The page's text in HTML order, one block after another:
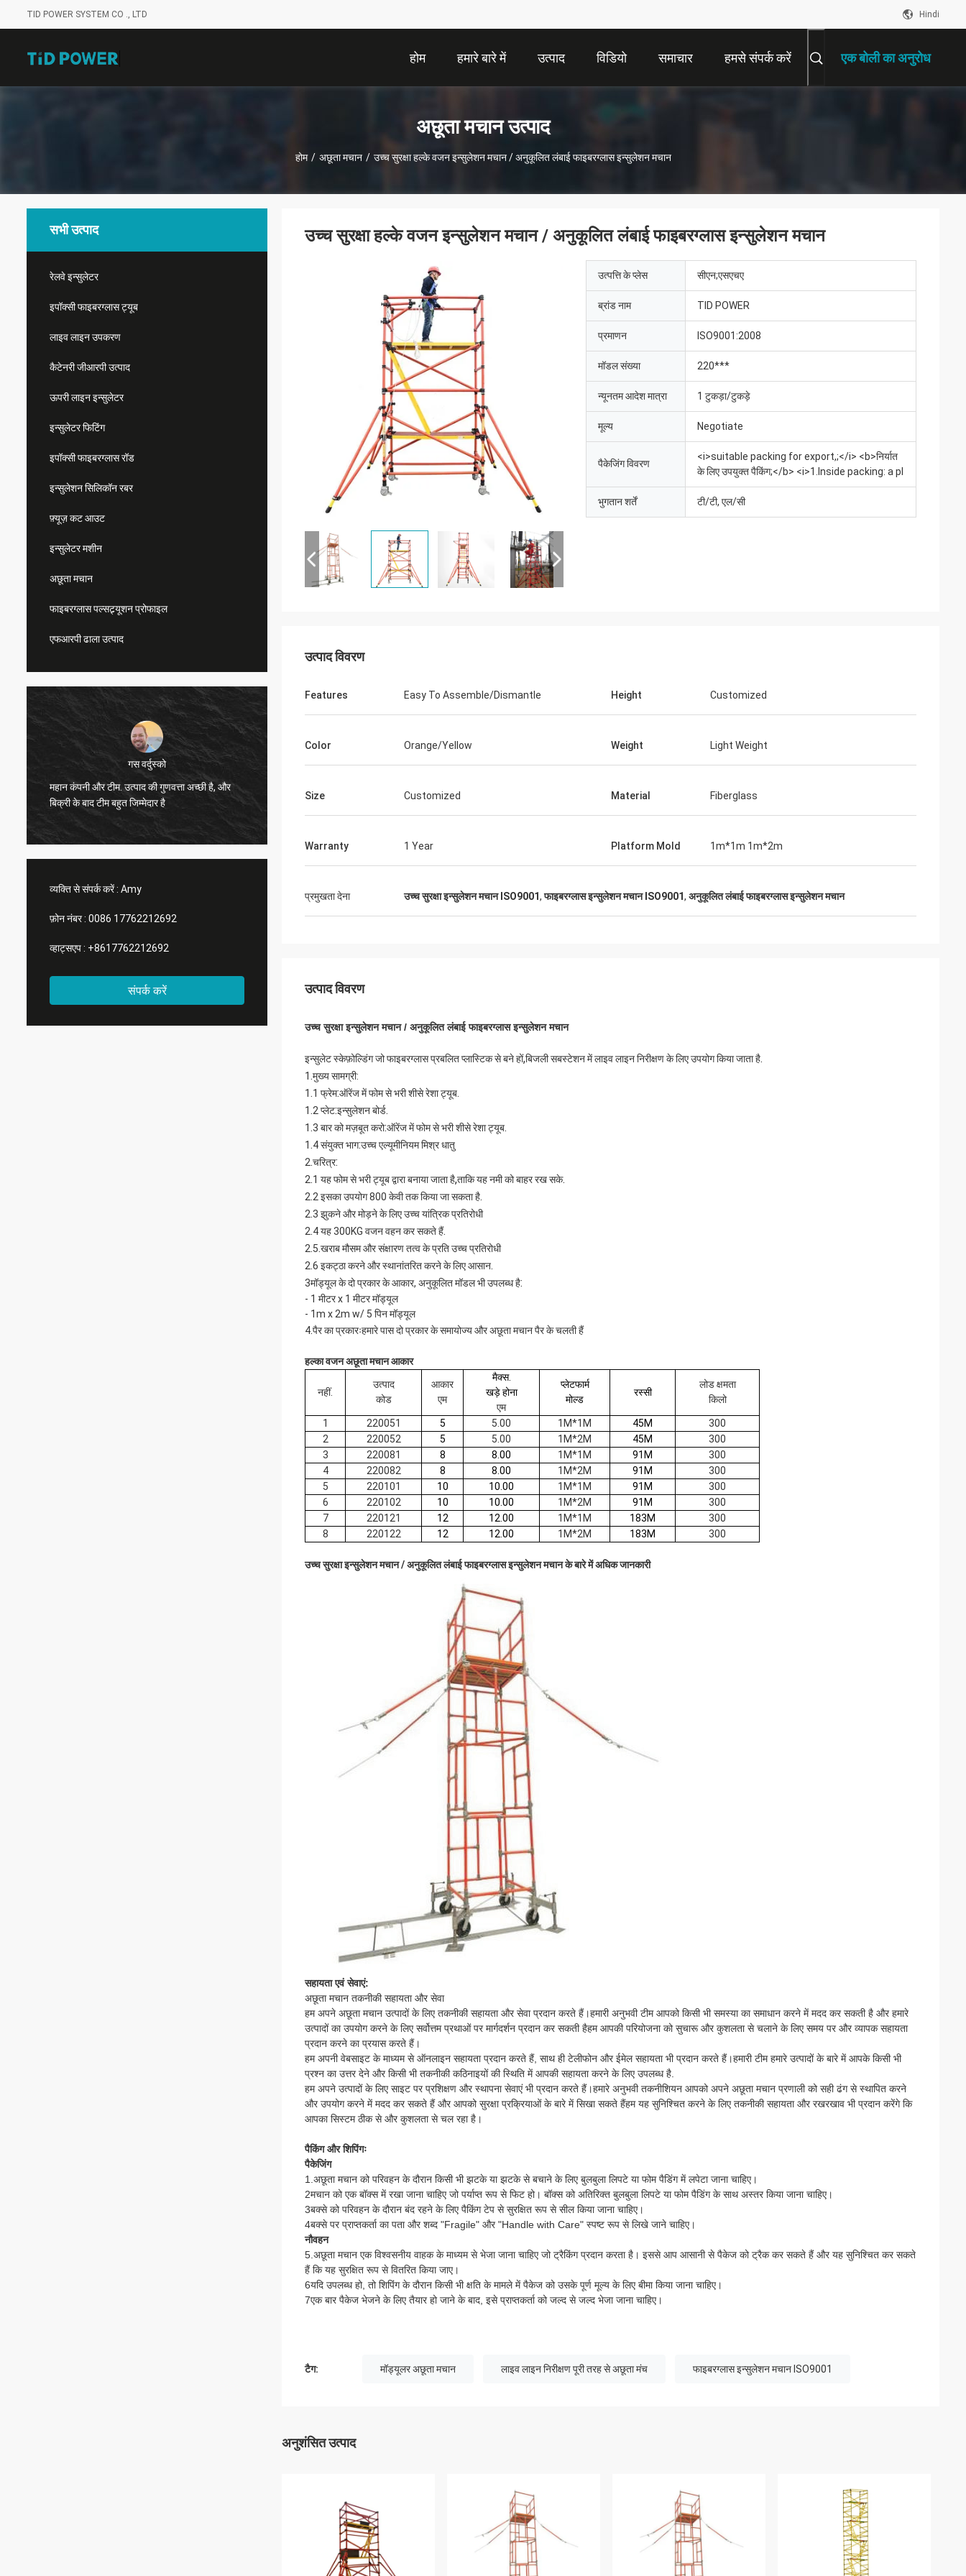
TID POWER SYSTEM CO ., LTD Hindi
होम हमारे बारे में उत्पाद विडियो समाचार हमसे संपर्क करें एक बोली का अनुरोध
अछूता मचान उत्पाद
होम / अछूता मचान / उच्च सुरक्षा हल्के वजन इन्सुलेशन मचान / अनुकूलित लंबाई फाइबरग्लास इन्सुलेशन मचान
सभी उत्पाद
रेलवे इन्सुलेटर
इपॉक्सी फाइबरग्लास ट्यूब
लाइव लाइन उपकरण
कैटेनरी जीआरपी उत्पाद
ऊपरी लाइन इन्सुलेटर
इन्सुलेटर फिटिंग
इपॉक्सी फाइबरग्लास रॉड
इन्सुलेशन सिलिकॉन रबर
फ़्यूज़ कट आउट
इन्सुलेटर मशीन
अछूता मचान
फाइबरग्लास पल्सट्र्यूशन प्रोफाइल
एफआरपी ढाला उत्पाद
गस वर्दुस्को
महान कंपनी और टीम. उत्पाद की गुणवत्ता अच्छी है, और
बिक्री के बाद टीम बहुत जिम्मेदार है
उत्कृष्ट चमक, अब एक कार्यक्षमता
उत्कृष्ट चमक, अब एक कार्यक्षमता
व्यक्ति से संपर्क करें : Amy
फ़ोन नंबर : 0086 17762212692
व्हाट्सएप : +8617762212692
संपर्क करें
उच्च सुरक्षा हल्के वजन इन्सुलेशन मचान / अनुकूलित लंबाई फाइबरग्लास इन्सुलेशन मचान
उत्पत्ति के प्लेस सीएन;एसएचए
ब्रांड नाम TID POWER
प्रमाणन ISO9001:2008
मॉडल संख्या 220***
न्यूनतम आदेश मात्रा 1 टुकड़ा/टुकड़े
मूल्य Negotiate
पैकेजिंग विवरण
<i>suitable packing for export,;</i> <b>निर्यात
के लिए उपयुक्त पैकिंग;</b> <i>1.Inside packing: a pl
भुगतान शर्तें टी/टी, एल/सी
उत्पाद विवरण
Features Easy To Assemble/Dismantle Height Customized
Color Orange/Yellow Weight Light Weight
Size Customized Material Fiberglass
Warranty 1 Year Platform Mold 1m*1m 1m*2m
प्रमुखता देना उच्च सुरक्षा इन्सुलेशन मचान ISO9001,फाइबरग्लास इन्सुलेशन मचान ISO9001, अनुकूलित लंबाई फाइबरग्लास इन्सुलेशन मचान
उत्पाद विवरण
उच्च सुरक्षा इन्सुलेशन मचान / अनुकूलित लंबाई फाइबरग्लास इन्सुलेशन मचान
इन्सुलेट स्केफ़ोल्डिंग जो फाइबरग्लास प्रबलित प्लास्टिक से बने हों,बिजली सबस्टेशन में लाइव लाइन निरीक्षण के लिए उपयोग किया जाता है.
1.मुख्य सामग्री:
1.1 फ्रेम:ऑरेंज में फोम से भरी शीसे रेशा ट्यूब.
1.2 प्लेट:इन्सुलेशन बोर्ड.
1.3 बार को मज़बूत करो:ऑरेंज में फोम से भरी शीसे रेशा ट्यूब.
1.4 संयुक्त भाग:उच्च एल्यूमीनियम मिश्र धातु
2.चरित्र:
2.1 यह फोम से भरी ट्यूब द्वारा बनाया जाता है,ताकि यह नमी को बाहर रख सके.
2.2 इसका उपयोग 800 केवी तक किया जा सकता है.
2.3 झुकने और मोड़ने के लिए उच्च यांत्रिक प्रतिरोधी
2.4 यह 300KG वजन वहन कर सकते हैं.
2.5.खराब मौसम और संक्षारण तत्व के प्रति उच्च प्रतिरोधी
2.6 इकट्ठा करने और स्थानांतरित करने के लिए आसान.
3मॉड्यूल के दो प्रकार के आकार, अनुकूलित मॉडल भी उपलब्ध है:
- 1 मीटर x 1 मीटर मॉड्यूल
- 1m x 2m w/ 5 पिन मॉड्यूल
4.पैर का प्रकारःहमारे पास दो प्रकार के समायोज्य और अछूता मचान पैर के चलती हैं
हल्का वजन अछूता मचान आकार
नहीं.
उत्पाद
कोड
आकार
एम
मैक्स.
खड़े होना
एम
प्लेटफार्म
मोल्ड
रस्सी
लोड क्षमता
किलो
1 220051 5 5.00 1M*1M 45M
300
2
220052 5 5.00 1M*2M 45M
300
3
220081 8 8.00 1M*1M 91M
300
4
220082 8 8.00 1M*2M 91M
300
5
220101 10 10.00 1M*1M 91M
300
6
220102 10 10.00 1M*2M 91M
300
7
220121 12 12.00 1M*1M 183M
300
8
220122 12 12.00 1M*2M 183M 300
उच्च सुरक्षा इन्सुलेशन मचान / अनुकूलित लंबाई फाइबरग्लास इन्सुलेशन मचान के बारे में अधिक जानकारी
सहायता एवं सेवाएं:
अछूता मचान तकनीकी सहायता और सेवा
हम अपने अछूता मचान उत्पादों के लिए तकनीकी सहायता और सेवा प्रदान करते हैं।हमारी अनुभवी टीम आपको किसी भी समस्या का समाधान करने में मदद कर सकती है और हमारे
उत्पादों का उपयोग करने के लिए सर्वोत्तम प्रथाओं पर मार्गदर्शन प्रदान कर सकती हैहम आपकी परियोजना को सुचारू और कुशलता से चलाने के लिए समय पर और व्यापक सहायता
प्रदान करने का प्रयास करते हैं।
हम अपनी वेबसाइट के माध्यम से ऑनलाइन सहायता प्रदान करते हैं, साथ ही टेलीफोन और ईमेल सहायता भी प्रदान करते हैं।हमारी टीम हमारे उत्पादों के बारे में आपके किसी भी
प्रश्न का उत्तर देने और किसी भी तकनीकी कठिनाइयों की स्थिति में आपकी सहायता करने के लिए उपलब्ध है.
हम अपने उत्पादों के लिए साइट पर प्रशिक्षण और स्थापना सेवाएं भी प्रदान करते हैं।हमारे अनुभवी तकनीशियन आपको अपने अछूता मचान प्रणाली को सही ढंग से स्थापित करने
और उपयोग करने में मदद कर सकते हैं और आपको सुरक्षा प्रक्रियाओं के बारे में सिखा सकते हैंहम यह सुनिश्चित करने के लिए तकनीकी सहायता और रखरखाव भी प्रदान करेंगे कि
आपका सिस्टम ठीक से और कुशलता से चल रहा है।
पैकिंग और शिपिंगः
पैकेजिंग
1.अछूता मचान को परिवहन के दौरान किसी भी झटके या झटके से बचाने के लिए बुलबुला लिपटे या फोम पैडिंग में लपेटा जाना चाहिए।
2मचान को एक बॉक्स में रखा जाना चाहिए जो पर्याप्त रूप से फिट हो। बॉक्स को अतिरिक्त बुलबुला लिपटे या फोम पैडिंग के साथ अस्तर किया जाना चाहिए।
3बक्से को परिवहन के दौरान बंद रहने के लिए पैकिंग टेप से सुरक्षित रूप से सील किया जाना चाहिए।
4बक्से पर प्राप्तकर्ता का पता और शब्द "Fragile" और "Handle with Care" स्पष्ट रूप से लिखे जाने चाहिए।
नौवहन
5.अछूता मचान एक विश्वसनीय वाहक के माध्यम से भेजा जाना चाहिए जो ट्रैकिंग प्रदान करता है। इससे आप आसानी से पैकेज को ट्रैक कर सकते हैं और यह सुनिश्चित कर सकते
हैं कि यह सुरक्षित रूप से वितरित किया जाए।
6यदि उपलब्ध हो, तो शिपिंग के दौरान किसी भी क्षति के मामले में पैकेज को उसके पूर्ण मूल्य के लिए बीमा किया जाना चाहिए।
7एक बार पैकेज भेजने के लिए तैयार हो जाने के बाद, इसे प्राप्तकर्ता को जल्द से जल्द भेजा जाना चाहिए।
टैग: मॉड्यूलर अछूता मचान लाइव लाइन निरीक्षण पूरी तरह से अछूता मंच फाइबरग्लास इन्सुलेशन मचान ISO9001
अनुशंसित उत्पाद